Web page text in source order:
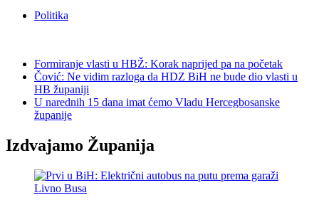
Politika
Formiranje vlasti u HBŽ: Korak naprijed pa na početak
Čović: Ne vidim razloga da HDZ BiH ne bude dio vlasti u
HB županiji
U narednih 15 dana imat ćemo Vladu Hercegbosanske
županije
Izdvajamo Županija